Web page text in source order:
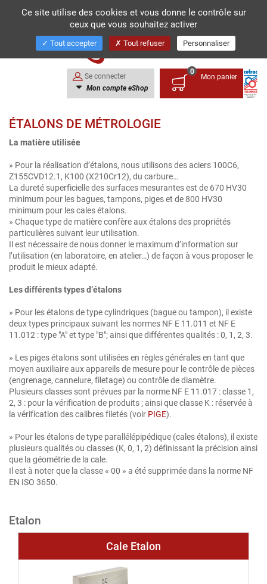
Se connecter
Mon compte eShop
0
Mon panier
ÉTALONS DE MÉTROLOGIE
La matière utilisée
» Pour la réalisation d’étalons, nous utilisons des aciers 100C6,
Z155CVD12.1, K100 (X210Cr12), du carbure…
La dureté superficielle des surfaces mesurantes est de 670 HV30
minimum pour les bagues, tampons, piges et de 800 HV30
minimum pour les cales étalons.
» Chaque type de matière confère aux étalons des propriétés
particulières suivant leur utilisation.
Il est nécessaire de nous donner le maximum d’information sur
l’utilisation (en laboratoire, en atelier…) de façon à vous proposer le
produit le mieux adapté.
Les différents types d’étalons
» Pour les étalons de type cylindriques (bague ou tampon), il existe
deux types principaux suivant les normes NF E 11.011 et NF E
11.012 : type "A" et type "B"; ainsi que différentes qualités : 0, 1, 2, 3.
» Les piges étalons sont utilisées en règles générales en tant que
moyen auxiliaire aux appareils de mesure pour le contrôle de pièces
(engrenage, cannelure, filetage) ou contrôle de diamètre.
Plusieurs classes sont prévues par la norme NF E 11.017 : classe 1,
2, 3 : pour la vérification de produits ; ainsi que classe K : réservée à
la vérification des calibres filetés (voir PIGE).
» Pour les étalons de type parallélépipédique (cales étalons), il existe
plusieurs qualités ou classes (K, 0, 1, 2) définissant la précision ainsi
que la géométrie de la cale.
Il est à noter que la classe « 00 » a été supprimée dans la norme NF
EN ISO 3650.
Etalon
Cale Etalon
Ce site utilise des cookies et vous donne le contrôle sur
ceux que vous souhaitez activer
Tout accepter Tout refuser Personnaliser